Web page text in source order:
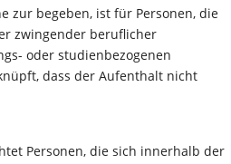
zur begeben, ist für Personen, die
zwingender beruflicher
oder studienbezogenen
dass der Aufenthalt nicht
Personen, die sich innerhalb der